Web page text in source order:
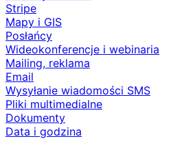
Stripe
Mapy i GIS
Posłańcy
Wideokonferencje i webinaria
Mailing, reklama
Email
Wysyłanie wiadomości SMS
Pliki multimedialne
Dokumenty
Data i godzina